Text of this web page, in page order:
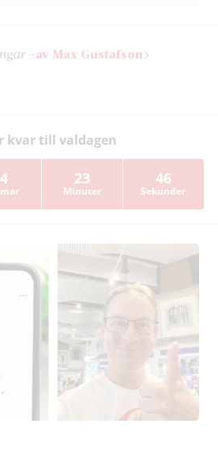
–av Max Gustafson
kvar till valdagen
23
Minuter
45
Sekunder